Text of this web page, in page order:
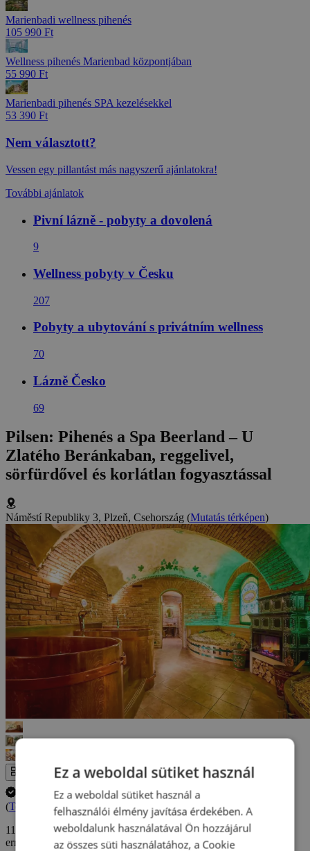
Marienbadi wellness pihenés
105 990 Ft
Wellness pihenés Marienbad központjában
55 990 Ft
Marienbadi pihenés SPA kezelésekkel
53 390 Ft
Nem választott?
Vessen egy pillantást más nagyszerű ajánlatokra!
További ajánlatok
Pivní lázně - pobyty a dovolená
9
Wellness pobyty v Česku
207
Pobyty a ubytování s privátním wellness
70
Lázně Česko
69
Pilsen: Pihenés a Spa Beerland – U
Zlatého Beránkaban, reggelivel,
sörfürdővel és korlátlan fogyasztással
Náměstí Republiky 3, Plzeň, Csehország (Mutatás térképen)
Az egész galéria
A tartózkodás időpontjának lemondása INGYENES.
(További információ )
110 190 Ft-tól
errors_loading_failed
Ez a weboldal sütiket használ
Ez a weboldal sütiket használ a
felhasználói élmény javítása érdekében. A
weboldalunk használatával Ön hozzájárul
az összes süti használatához, a Cookie